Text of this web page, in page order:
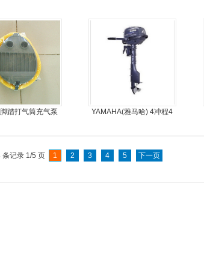
踏打气筒充气泵
YAMAHA(雅马哈) 4冲程4
条记录 1/5 页 1 2 3 4 5 下一页